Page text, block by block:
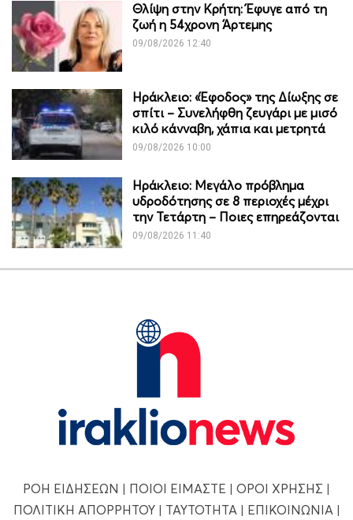
Θλίψη στην Κρήτη: Έφυγε από τη
ζωή η 54χρονη Άρτεμης
09/08/2026 12:40
Ηράκλειο: «Έφοδος» της Δίωξης σε
σπίτι – Συνελήφθη ζευγάρι με μισό
κιλό κάνναβη, χάπια και μετρητά
09/08/2026 10:00
Ηράκλειο: Μεγάλο πρόβλημα
υδροδότησης σε 8 περιοχές μέχρι
την Τετάρτη – Ποιες επηρεάζονται
09/08/2026 11:40
ΡΟΗ ΕΙΔΗΣΕΩΝ | ΠΟΙΟΙ ΕΙΜΑΣΤΕ | ΟΡΟΙ ΧΡΗΣΗΣ |
ΠΟΛΙΤΙΚΗ ΑΠΟΡΡΗΤΟΥ| ΤΑΥΤΟΤΗΤΑ| ΕΠΙΚΟΙΝΩΝΙΑ|